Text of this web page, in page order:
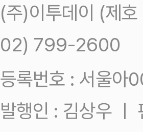
(주)이투데이 (제
02) 799-2600
등록번호 : 서울
발행인 : 김상우 ㅣ